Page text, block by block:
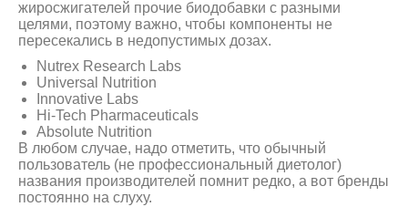
жиросжигателей прочие биодобавки с разными
целями, поэтому важно, чтобы компоненты не
пересекались в недопустимых дозах.
Nutrex Research Labs
Universal Nutrition
Innovative Labs
Hi-Tech Pharmaceuticals
Absolute Nutrition
В любом случае, надо отметить, что обычный
пользователь (не профессиональный диетолог)
названия производителей помнит редко, а вот бренды
постоянно на слуху.